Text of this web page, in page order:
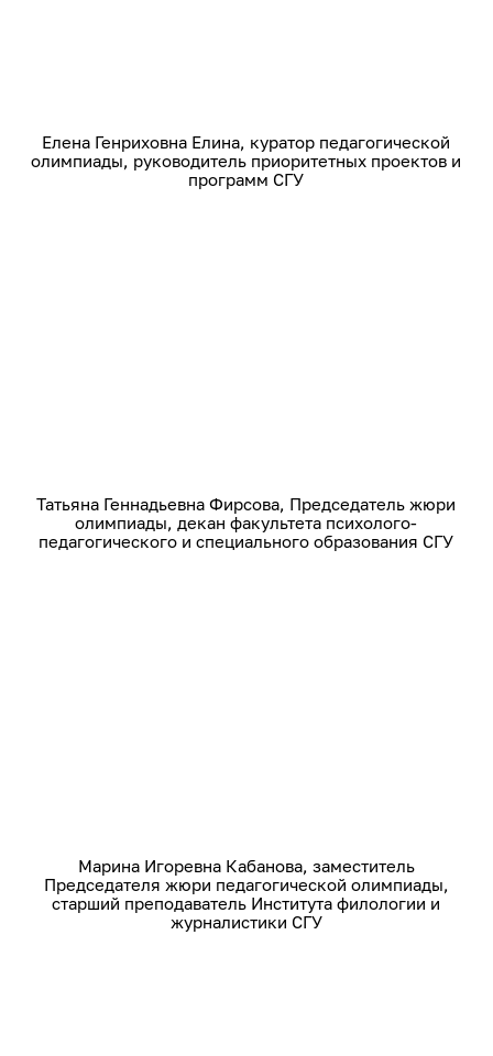
Елена Генриховна Елина, куратор педагогической
олимпиады, руководитель приоритетных проектов и
программ СГУ
Татьяна Геннадьевна Фирсова, Председатель жюри
олимпиады, декан факультета психолого-
педагогического и специального образования СГУ
Марина Игоревна Кабанова, заместитель
Председателя жюри педагогической олимпиады,
старший преподаватель Института филологии и
журналистики СГУ